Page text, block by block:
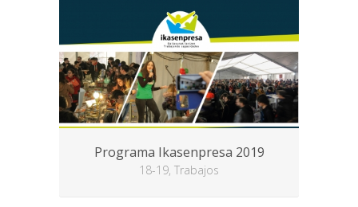
Programa Ikasenpresa 2019
18-19, Trabajos